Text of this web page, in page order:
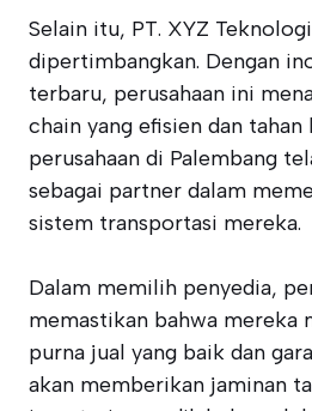
Selain itu, PT. XYZ
dipertimbangkan. Dengan
terbaru, perusahaan ini
chain yang efisien dan tahan
perusahaan di Palembang
sebagai partner dalam
sistem transportasi mereka.
Dalam memilih penyedia,
memastikan bahwa mereka
purna jual yang baik dan
akan memberikan jaminan